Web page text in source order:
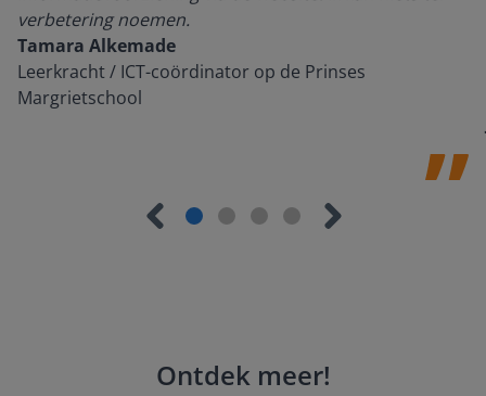
verbetering noemen.
Tamara Alkemade
Leerkracht / ICT-coördinator op de Prinses
Margrietschool
Ontdek meer!